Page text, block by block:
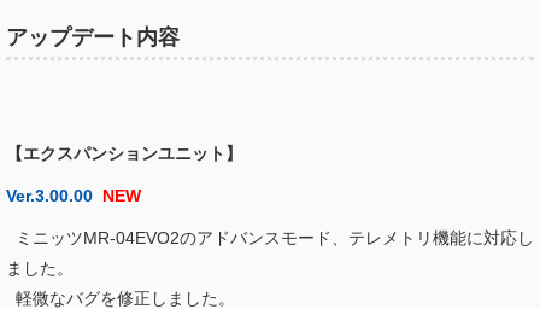
アップデート内容
【エクスパンションユニット】
Ver.3.00.00 NEW
ミニッツMR-04EVO2のアドバンスモード、テレメトリ機能に対応し
ました。
軽微なバグを修正しました。